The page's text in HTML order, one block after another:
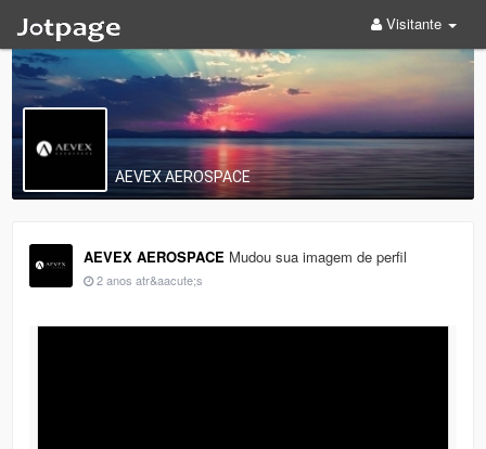
Visitante
AEVEX AEROSPACE
AEVEX AEROSPACE Mudou sua imagem de perfil
2 anos atr&aacute;s